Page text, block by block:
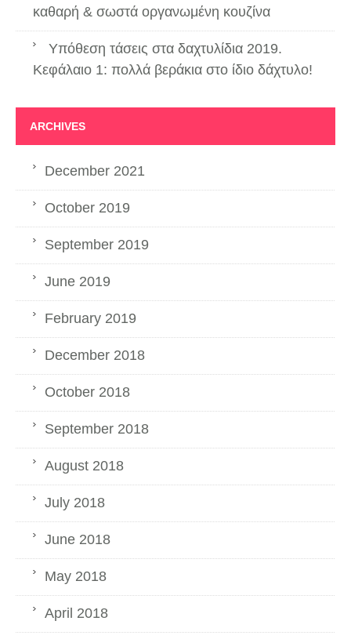
καθαρή & σωστά οργανωμένη κουζίνα
Υπόθεση τάσεις στα δαχτυλίδια 2019.
Κεφάλαιο 1: πολλά βεράκια στο ίδιο δάχτυλο!
ARCHIVES
December 2021
October 2019
September 2019
June 2019
February 2019
December 2018
October 2018
September 2018
August 2018
July 2018
June 2018
May 2018
April 2018